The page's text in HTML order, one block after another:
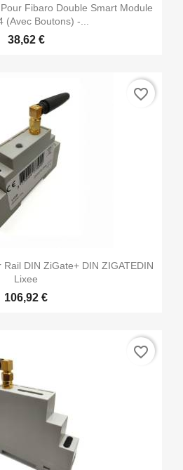
Fibaro Double Smart Module
(avec Boutons) -...
38,62 €
DIN ZiGate+ DIN ZIGATEDIN
Lixee
106,92 €
favorite_border
favorite_border